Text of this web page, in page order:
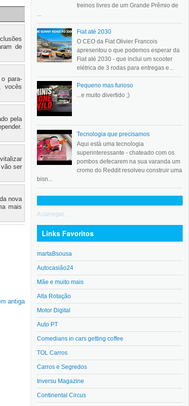
de
para-
vocês
pela
ser
nova
mais
antiga
treinos livres de um Grande Prêmio de
...
Fiat até 2030
O CEO da Fiat Olivier Francois
apresentou o que podemos esperar da
Fiat até 2030 - que inclui um scooter
elétrica de 3 rodas para entregas e...
Pequeno mas furioso
...e muito divertido ;)
Tecnologia que precisamos
Aqui está uma tecnologia
superinteressante - chateado com os
pombos defecarem na sua varanda um
cromo do Reddit resolveu construir uma
bisn...
A carregar...
Links Favoritos
martaBsousa
Autocasião24
Mãe e muito mais
Alta Rotação
Motor Digital
Auto PT
Comedians in cars getting coffee
TOL Carros
Carros e Segredos
Inversu Magazine
Continental Circus